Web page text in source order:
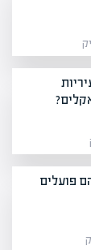
פועלים